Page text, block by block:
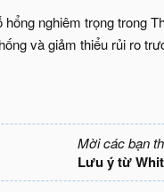
nghiêm trọng trong
và giảm thiểu rủi ro
Mời các bạn
Lưu ý từ